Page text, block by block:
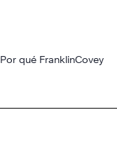
Por qué FranklinCovey